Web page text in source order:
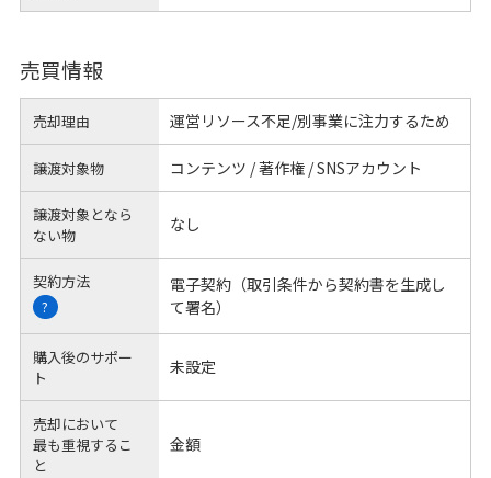
売買情報
売却理由 運営リソース不足/別事業に注力するため
譲渡対象物 コンテンツ / 著作権 / SNSアカウント
譲渡対象となら
ない物
なし
契約方法
?
電子契約（取引条件から契約書を生成し
て署名）
購入後のサポー
ト
未設定
売却において
最も重視するこ
と
金額